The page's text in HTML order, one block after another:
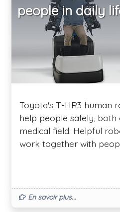
people in daily
Toyota's T-HR3 human
help people safely, both
medical field. Helpful
work together with
En savoir plus...